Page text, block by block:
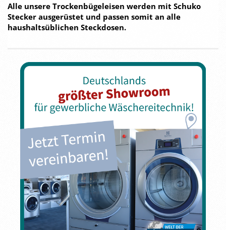
Alle unsere Trockenbügeleisen werden mit Schuko
Stecker ausgerüstet und passen somit an alle
haushaltsüblichen Steckdosen.